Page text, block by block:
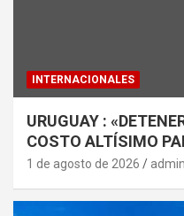
INTERNACIONALES
URUGUAY :
COSTO ALTÍSIMO
1 de agosto de 2026 admin